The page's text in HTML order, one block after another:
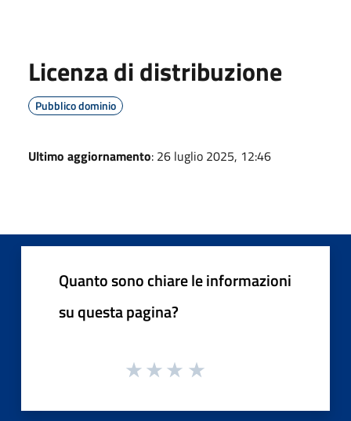
Licenza di distribuzione
Pubblico dominio
Ultimo aggiornamento: 26 luglio 2025, 12:46
Quanto sono chiare le informazioni
su questa pagina?